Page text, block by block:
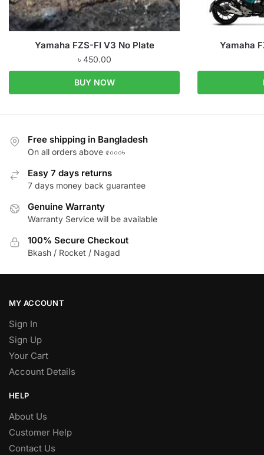
Yamaha FZS-FI V3 No Plate
৳ 450.00
BUY NOW
Yamaha
Free shipping in Bangladesh
On all orders above ৫০০০৳
Easy 7 days returns
7 days money back guarantee
Genuine Warranty
Warranty Service will be available
100% Secure Checkout
Bkash / Rocket / Nagad
MY ACCOUNT
Sign In
Sign Up
Your Cart
Account Details
HELP
About Us
Customer Help
Contact Us